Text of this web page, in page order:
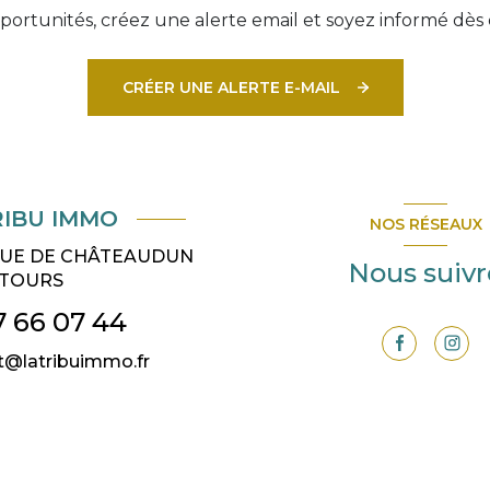
créez une alerte email et soyez informé
CRÉER UNE ALERTE E-MAIL
IMMO
DE CHÂTEAUDUN
66 07 44
NOS RÉSEAUX
Nous